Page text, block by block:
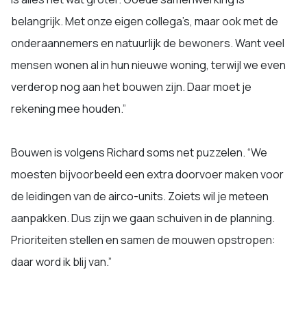
belangrijk. Met onze eigen collega’s, maar ook met de
onderaannemers en natuurlijk de bewoners. Want veel
mensen wonen al in hun nieuwe woning, terwijl we even
verderop nog aan het bouwen zijn. Daar moet je
rekening mee houden.”
Bouwen is volgens Richard soms net puzzelen. “We
moesten bijvoorbeeld een extra doorvoer maken voor
de leidingen van de airco-units. Zoiets wil je meteen
aanpakken. Dus zijn we gaan schuiven in de planning.
Prioriteiten stellen en samen de mouwen opstropen:
daar word ik blij van.”